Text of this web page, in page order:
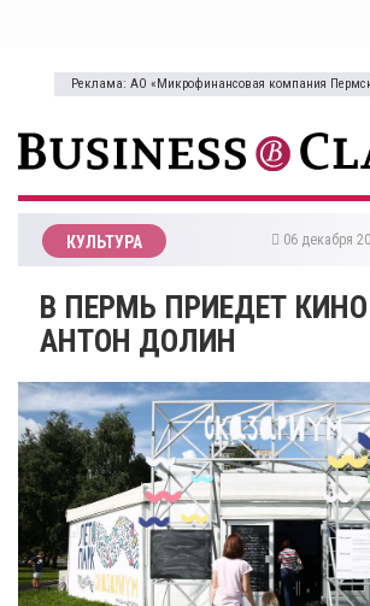
Реклама: АО «Микрофинансовая компания
КУЛЬТУРА 06 декабря
В ПЕРМЬ ПРИЕДЕТ
АНТОН ДОЛИН